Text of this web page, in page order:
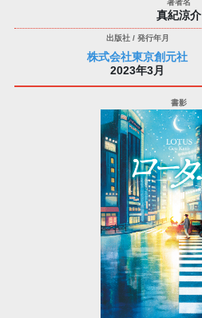
真紀涼介
株式会社東京創元社
2023年3月